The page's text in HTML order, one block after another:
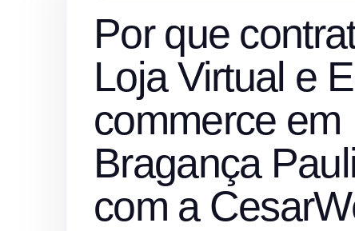
Por que
Loja Virtual e
commerce em
Bragança
com a